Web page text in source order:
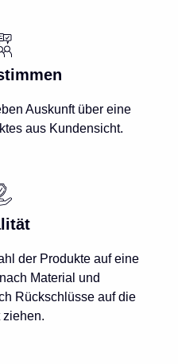
Auskunft über eine
aus Kundensicht.
der Produkte auf eine
Material und
Rückschlüsse auf die
ziehen.